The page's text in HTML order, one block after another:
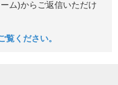
ム)からご返信いただけ
ください。